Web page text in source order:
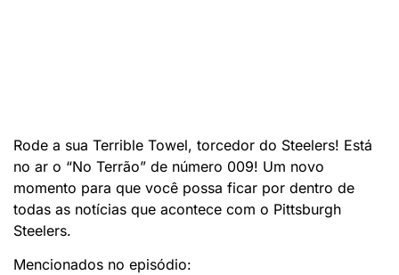
Rode a sua Terrible Towel, torcedor do Steelers! Está
no ar o “No Terrão” de número 009! Um novo
momento para que você possa ficar por dentro de
todas as notícias que acontece com o Pittsburgh
Steelers.
Mencionados no episódio: